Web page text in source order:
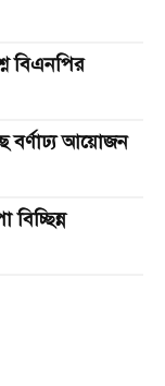
বিএনপির
বর্ণাঢ্য আয়োজন